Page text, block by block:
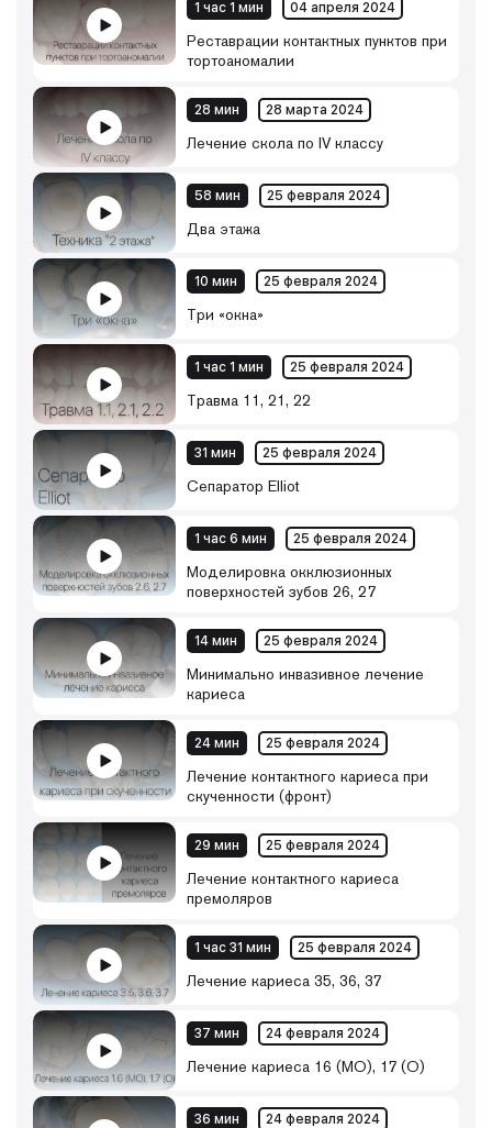
1 час 1 мин 04 апреля 2024
Реставрации контактных пунктов при
тортоаномалии
28 мин 28 марта 2024
Лечение скола по IV классу
58 мин 25 февраля 2024
Два этажа
10 мин 25 февраля 2024
Три «окна»
1 час 1 мин 25 февраля 2024
Травма 11, 21, 22
31 мин 25 февраля 2024
Сепаратор Elliot
1 час 6 мин 25 февраля 2024
Моделировка окклюзионных
поверхностей зубов 26, 27
14 мин 25 февраля 2024
Минимально инвазивное лечение
кариеса
24 мин 25 февраля 2024
Лечение контактного кариеса при
скученности (фронт)
29 мин 25 февраля 2024
Лечение контактного кариеса
премоляров
1 час 31 мин 25 февраля 2024
Лечение кариеса 35, 36, 37
37 мин 24 февраля 2024
Лечение кариеса 16 (МО), 17 (О)
36 мин 24 февраля 2024